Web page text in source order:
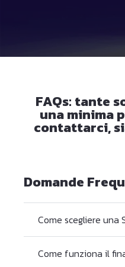
FAQs: tante
una minima
contattarci,
Domande
Come scegliere una
Come funziona il